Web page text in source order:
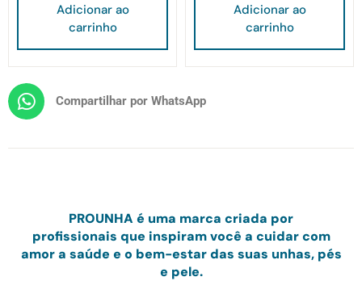
Adicionar ao
carrinho
Adicionar ao
carrinho
Compartilhar por WhatsApp
PROUNHA é uma marca criada por
profissionais que inspiram você a cuidar com
amora saúde e o bem-estar das suas unhas, pés
e pele.